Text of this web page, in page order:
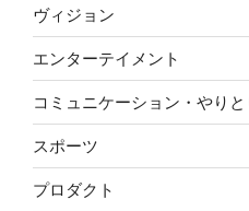
ヴィジョン
エンターテイメント
コミュニケーション・やりと
スポーツ
プロダクト